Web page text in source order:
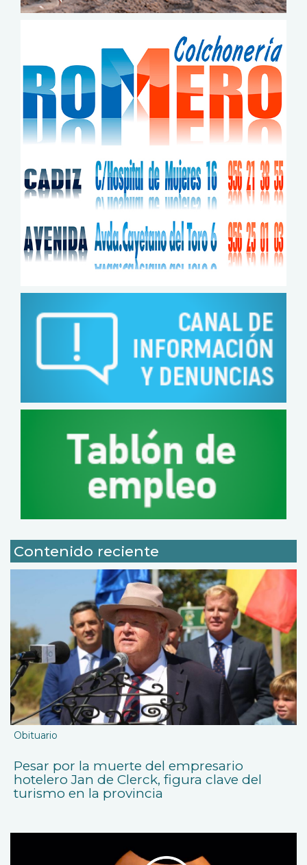
Contenido reciente
Obituario
Pesar por la muerte del empresario
hotelero Jan de Clerck, figura clave del
turismo en la provincia